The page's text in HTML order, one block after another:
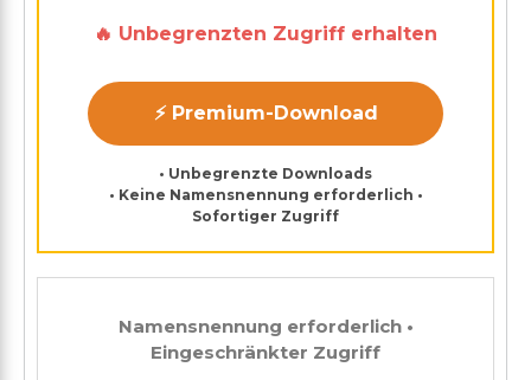
🔥 Unbegrenzten Zugriff erhalten
⚡ Premium-Download
• Unbegrenzte Downloads
• Keine Namensnennung erforderlich •
Sofortiger Zugriff
Namensnennung erforderlich •
Eingeschränkter Zugriff